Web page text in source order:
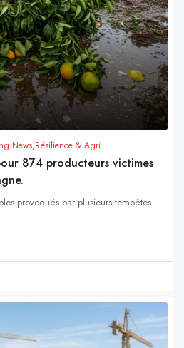
News,Résilience & Agri
874 producteurs victimes
provoqués par plusieurs tempêtes